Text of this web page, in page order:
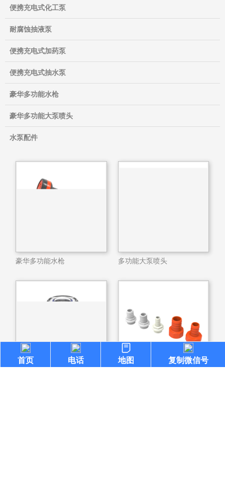
便携充电式化工泵
耐腐蚀抽液泵
便携充电式加药泵
便携充电式抽水泵
豪华多功能水枪
豪华多功能大泵喷头
水泵配件
豪华多功能水枪 多功能大泵喷头
首页 电话 地图 复制微信号